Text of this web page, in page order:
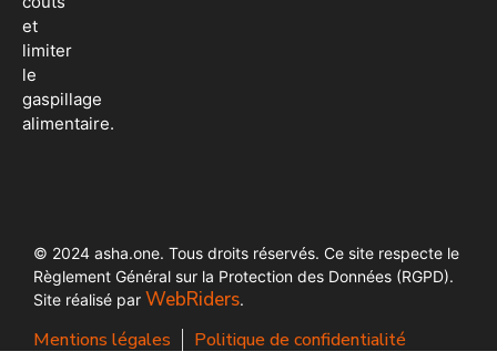
et
limiter
le
gaspillage
alimentaire.
© 2024 asha.one. Tous droits réservés. Ce site respecte le
Règlement Général sur la Protection des Données (RGPD).
Site réalisé par WebRiders.
Mentions légales Politique de confidentialité